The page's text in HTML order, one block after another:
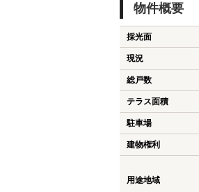
物件概要
採光面
現況
総戸数
テラス面積
駐車場
建物権利
用途地域